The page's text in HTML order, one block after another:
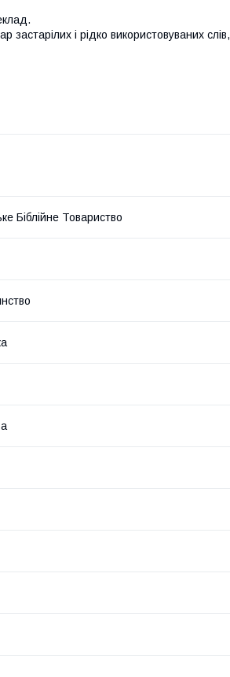
і рідко використовуваних слів,
Біблійне Товариство